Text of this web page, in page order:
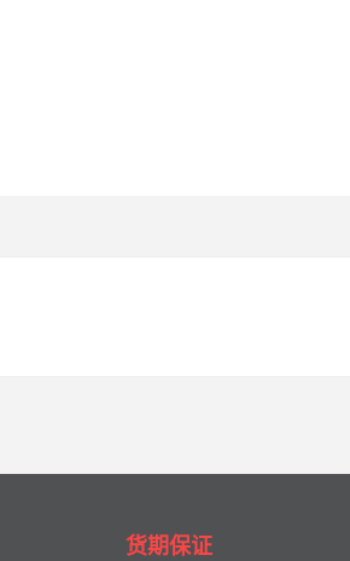
货期保证